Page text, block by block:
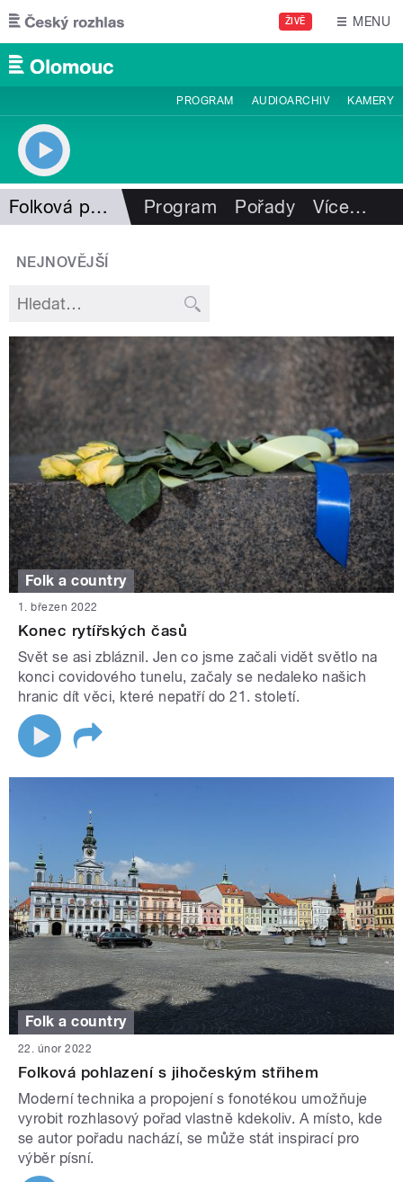
Přejít k hlavnímu obsahu
ŽIVĚ MENU
PROGRAM AUDIOARCHIV KAMERY
Folková pohlazení Program Pořady Více…
NEJNOVĚJŠÍ
Folk a country
1. březen 2022
Konec rytířských časů
Svět se asi zbláznil. Jen co jsme začali vidět světlo na
konci covidového tunelu, začaly se nedaleko našich
hranic dít věci, které nepatří do 21. století.
Folk a country
22. únor 2022
Folková pohlazení s jihočeským střihem
Moderní technika a propojení s fonotékou umožňuje
vyrobit rozhlasový pořad vlastně kdekoliv. A místo, kde
se autor pořadu nachází, se může stát inspirací pro
výběr písní.